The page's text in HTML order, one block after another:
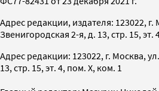
Адрес редакции, издателя: 123022, г.
Звенигородская 2-я, д. 13, стр. 15, эт.
Адрес редакции: 123022, г. Москва,
13, стр. 15, эт. 4, пом. X, ком. 1